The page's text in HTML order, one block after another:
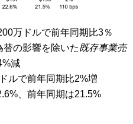
万ドルで前年同期比3％
の影響を除いた既存事業売
減
ルで前年同期比2%増
、前年同期は21.5%